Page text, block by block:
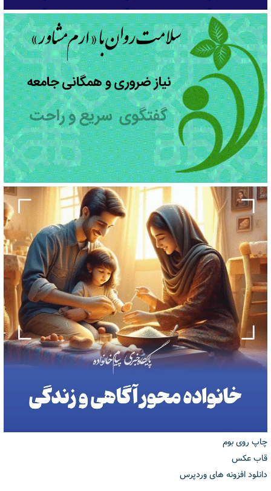
چاپ روی بوم
قاب عکس
دانلود افزونه های وردپرس